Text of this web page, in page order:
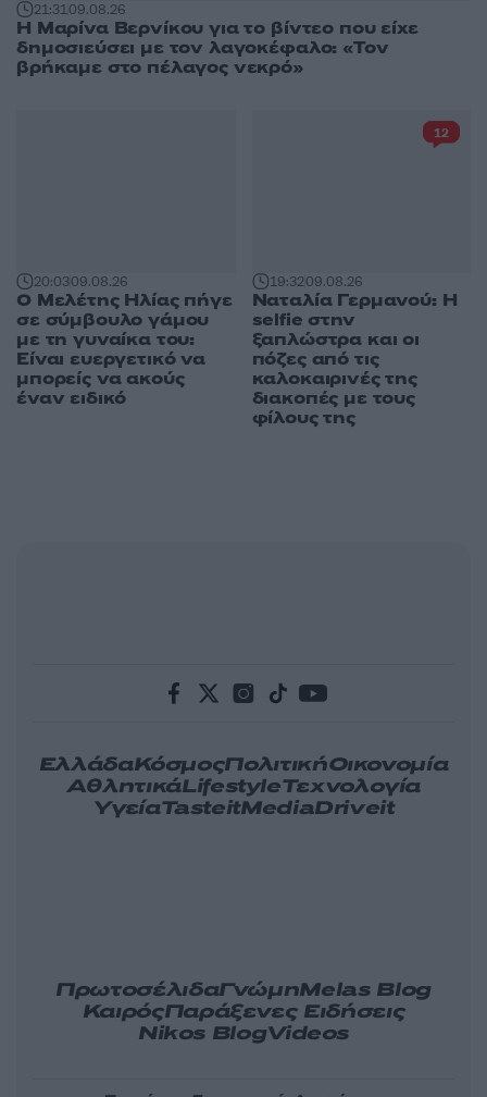
21:3109.08.26
Η Μαρίνα Βερνίκου για το βίντεο που είχε
δημοσιεύσει με τον λαγοκέφαλο: «Τον
βρήκαμε στο πέλαγος νεκρό»
20:0309.08.26
Ο Μελέτης Ηλίας πήγε
σε σύμβουλο γάμου
με τη γυναίκα του:
Είναι ευεργετικό να
μπορείς να ακούς
έναν ειδικό
19:3209.08.26
Ναταλία Γερμανού: Η
selfie στην
ξαπλώστρα και οι
πόζες από τις
καλοκαιρινές της
διακοπές με τους
φίλους της
12
ΕλλάδαΚόσμοςΠολιτικήΟικονομία
ΑθλητικάLifestyleΤεχνολογία
ΥγείαTasteitMediaDriveit
ΠρωτοσέλιδαΓνώμηMelas Blog
ΚαιρόςΠαράξενες Ειδήσεις
Nikos BlogVideos